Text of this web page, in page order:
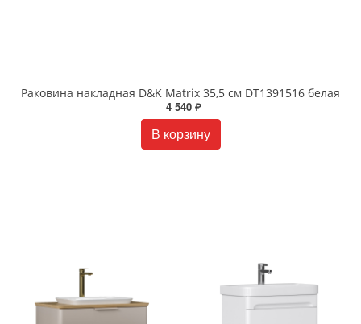
Раковина накладная D&K Matrix 35,5 см DT1391516 белая
4 540 ₽
В корзину